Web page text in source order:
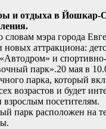
и отдыха в Йошкар-
словам мэра города
аттракциона:
и
парк».20 мая в
парка, который
возрастов и будет
взрослым посетителям.
парк расположен на